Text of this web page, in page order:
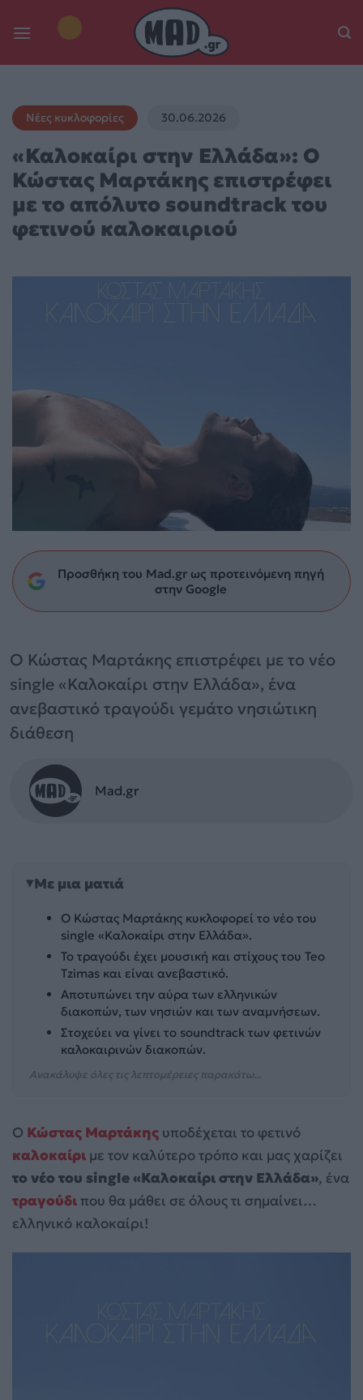
Νέες κυκλοφορίες 30.06.2026
«Καλοκαίρι στην Eλλάδα»: Ο
Κώστας Μαρτάκης επιστρέφει
με το απόλυτο soundtrack του
φετινού καλοκαιριού
Προσθήκη του Mad.gr ως προτεινόμενη πηγή
στην Google
Ο Κώστας Μαρτάκης επιστρέφει με το νέο
single «Καλοκαίρι στην Ελλάδα», ένα
ανεβαστικό τραγούδι γεμάτο νησιώτικη
διάθεση
Mad.gr
Με μια ματιά
Ο Κώστας Μαρτάκης κυκλοφορεί το νέο του
single «Καλοκαίρι στην Ελλάδα».
Το τραγούδι έχει μουσική και στίχους του Teo
Tzimas και είναι ανεβαστικό.
Αποτυπώνει την αύρα των ελληνικών
διακοπών, των νησιών και των αναμνήσεων.
Στοχεύει να γίνει το soundtrack των φετινών
καλοκαιρινών διακοπών.
Ανακάλυψε όλες τις λεπτομέρειες παρακάτω...
Ο Κώστας Μαρτάκης υποδέχεται το φετινό
καλοκαίρι με τον καλύτερο τρόπο και μας χαρίζει
το νέο του single «Καλοκαίρι στην Ελλάδα», ένα
τραγούδι που θα μάθει σε όλους τι σημαίνει…
ελληνικό καλοκαίρι!